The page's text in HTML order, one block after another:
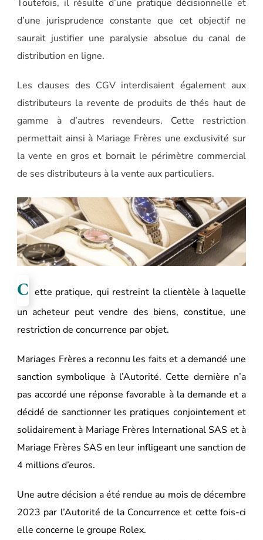
Toutefois, il résulte d’une pratique décisionnelle et
d’une jurisprudence constante que cet objectif ne
saurait justifier une paralysie absolue du canal de
distribution en ligne.
Les clauses des CGV interdisaient également aux
distributeurs la revente de produits de thés haut de
gamme à d’autres revendeurs. Cette restriction
permettait ainsi à Mariage Frères une exclusivité sur
la vente en gros et bornait le périmètre commercial
de ses distributeurs à la vente aux particuliers.
C ette pratique, qui restreint la clientèle à laquelle
un acheteur peut vendre des biens, constitue, une
restriction de concurrence par objet.
Mariages Frères a reconnu les faits et a demandé une
sanction symbolique à l’Autorité. Cette dernière n’a
pas accordé une réponse favorable à la demande et a
décidé de sanctionner les pratiques conjointement et
solidairement à Mariage Frères International SAS et à
Mariage Frères SAS en leur infligeant une sanction de
4 millions d’euros.
Une autre décision a été rendue au mois de décembre
2023 par l’Autorité de la Concurrence et cette fois-ci
elle concerne le groupe Rolex.